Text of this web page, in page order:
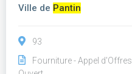
Ville de Pantin
93
Fourniture - Appel d'Offres